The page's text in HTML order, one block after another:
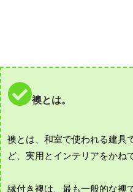
襖とは。
襖とは、和室で使われる建具
ど、実用とインテリアをかね
縁付き襖は、最も一般的な襖